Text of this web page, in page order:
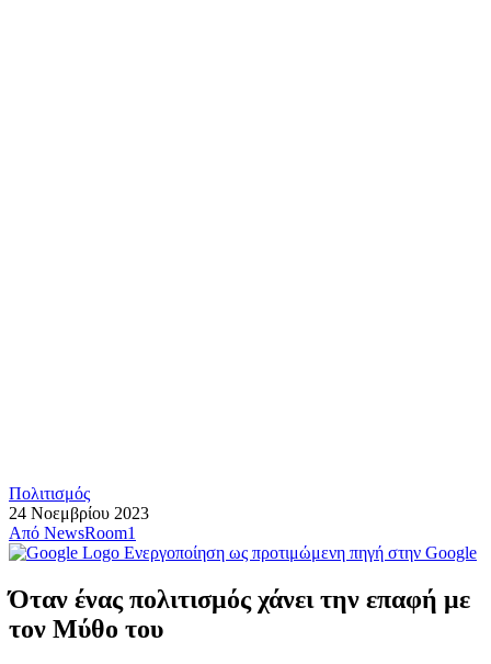
Πολιτισμός
24 Νοεμβρίου 2023
Από NewsRoom1
Ενεργοποίηση ως προτιμώμενη πηγή στην Google
Όταν ένας πολιτισμός χάνει την επαφή με
τον Μύθο του